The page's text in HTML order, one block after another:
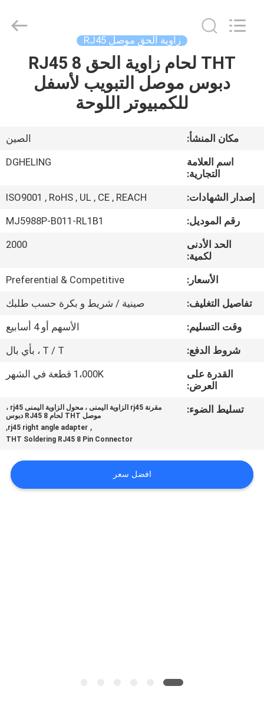
الصفحة
الرئيسية
معلومات
جولة
مراقبة
الجودة
اتصل
اطلب
خريطة
الموقع
Electronic
زاوية الحق موصل RJ45
THT لحام زاوية الحق RJ45 8
دبوس موصل التبويب لأسفل
للكمبيوتر اللوحة
مكان المنشأ:
الصين
اسم العلامة
التجارية:
DGHELING
إصدار الشهادات:
ISO9001 , RoHS , UL , CE , REACH
رقم الموديل:
MJ5988P-B011-RL1B1
الحد الأدنى
لكمية:
2000
الأسعار:
Preferential & Competitive
تفاصيل التغليف:
صينية / شريط و بكرة حسب طلبك
وقت التسليم:
الأسهم أو 4 أسابيع
شروط الدفع:
T / T ، بأي بال
القدرة على
العرض:
1،000K قطعة في الشهر
تسليط الضوء:
مقرنة rj45 الزاوية اليمنى ، محول الزاوية اليمنى rj45 ،
موصل THT لحام RJ45 8 دبوس
,
rj45 right angle adapter
,
THT Soldering RJ45 8 Pin Connector
افضل سعر